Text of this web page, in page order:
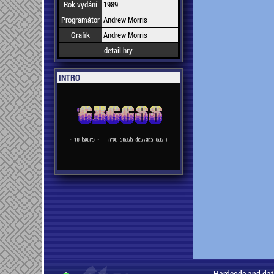
Rok vydání
1989
Programátor Andrew Morris
Grafik
Andrew Morris
detail hry
INTRO